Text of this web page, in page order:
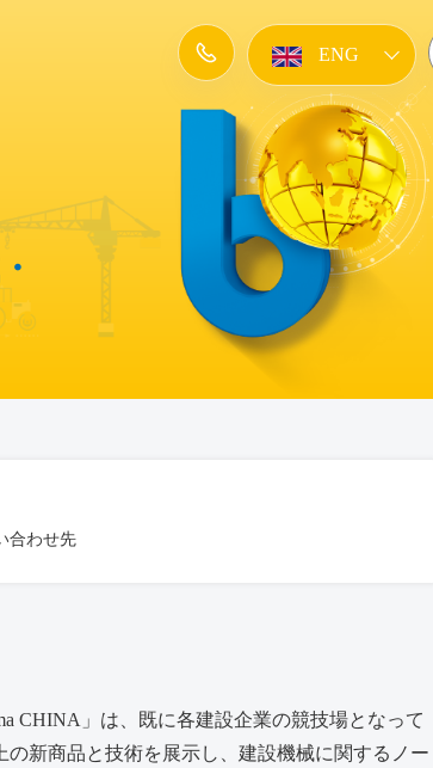
ENG
KOR
CHN
合わせ先
CHINA」は、既に各建設企業の競技場となって
新商品と技術を展示し、建設機械に関するノー